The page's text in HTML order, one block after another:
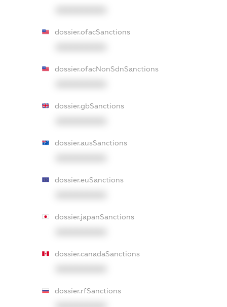
dossier.ofacSanctions
dossier.ofacNonSdnSanctions
dossier.gbSanctions
dossier.ausSanctions
dossier.euSanctions
dossier.japanSanctions
dossier.canadaSanctions
dossier.rfSanctions